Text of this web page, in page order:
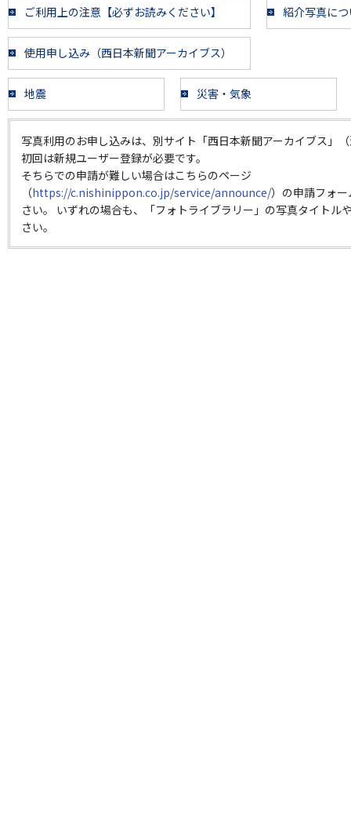
ご利用上の注意【必ずお読みください】 紹介写真に
使用申し込み（西日本新聞アーカイブス）
地震 災害・気象
写真利用のお申し込みは、別サイト「西日本新聞アーカイブス」
初回は新規ユーザー登録が必要です。
そちらでの申請が難しい場合はこちらのページ
（https://c.nishinippon.co.jp/service/announce/）の申請フォ
さい。 いずれの場合も、「フォトライブラリー」の写真タイトル
さい。